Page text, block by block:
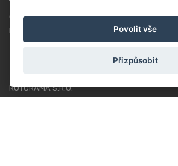
O NÁS
RACING TEAM
ROTORAMA S.R.O.
Povolit vše
Přizpůsobit